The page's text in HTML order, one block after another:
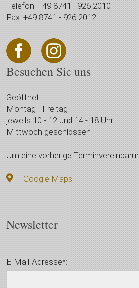
Telefon: +49 8741 - 926 2010
Fax: +49 8741 - 926 2012
Besuchen Sie uns
Geöffnet
Montag - Freitag
jeweils 10 - 12 und 14 - 18 Uhr
Mittwoch geschlossen
Um eine vorherige
Google Maps
Newsletter
E-Mail-Adresse*: